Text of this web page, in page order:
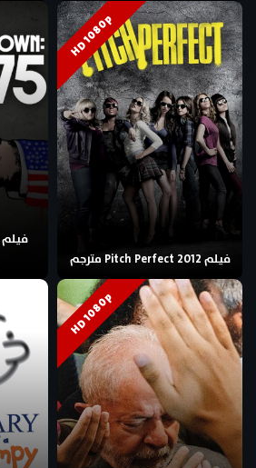
HD 1080p
فيلم Pitch Perfect 2012 مترجم
HD 1080p